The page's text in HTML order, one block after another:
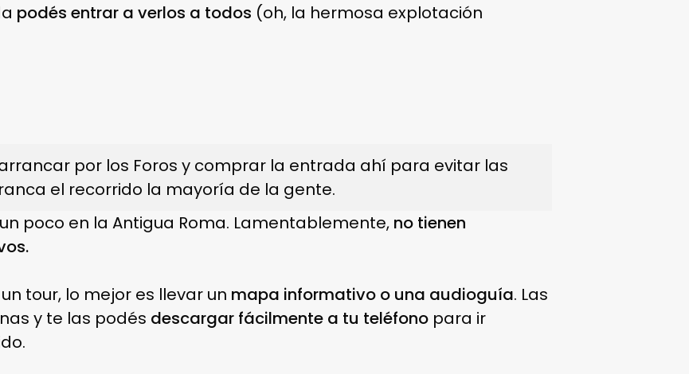
podés entrar a verlos a todos (oh, la hermosa explotación
por los Foros y comprar la entrada ahí para evitar las
el recorrido la mayoría de la gente.
poco en la Antigua Roma. Lamentablemente, no tienen
tour, lo mejor es llevar un mapa informativo o una audioguía. Las
y te las podés descargar fácilmente a tu teléfono para ir